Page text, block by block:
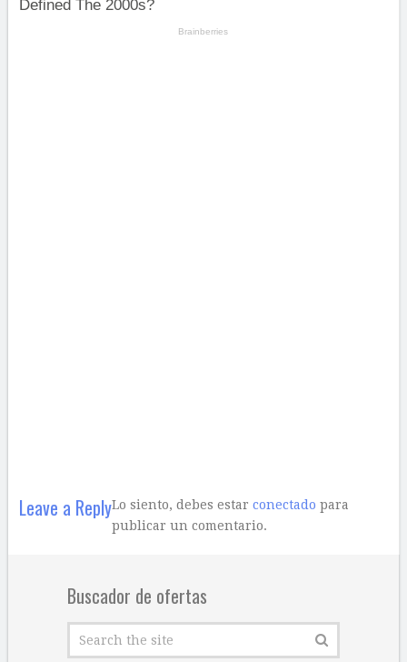
Leave a ReplyLo siento, debes estar conectado para
publicar un comentario.
Buscador de ofertas